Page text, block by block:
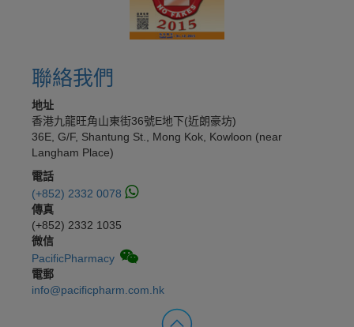
聯絡我們
地址
香港九龍旺角山東街36號E地下(近朗豪坊)
36E, G/F, Shantung St., Mong Kok, Kowloon (near
Langham Place)
電話
(+852) 2332 0078
傳真
(+852) 2332 1035
微信
PacificPharmacy
電郵
info@pacificpharm.com.hk